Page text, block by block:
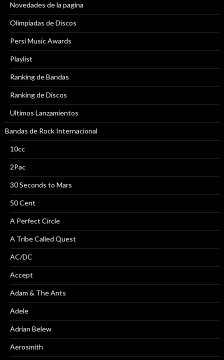
Novedades de la pagina
Olimpiadas de Discos
Persi Music Awards
Playlist
Ranking de Bandas
Ranking de Discos
Ultimos Lanzamientos
Bandas de Rock Internacional
10cc
2Pac
30 Seconds to Mars
50 Cent
A Perfect Circle
A Tribe Called Quest
AC/DC
Accept
Adam & The Ants
Adele
Adrian Belew
Aerosmith